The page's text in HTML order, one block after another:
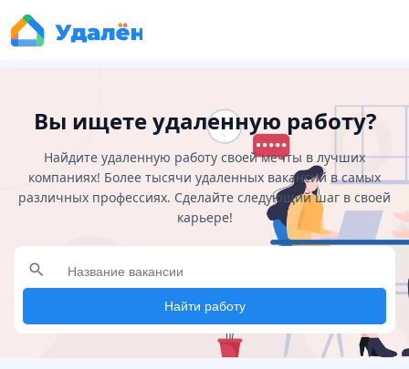
Вы ищете удаленную работу?
Найдите удаленную работу своей мечты в лучших
компаниях! Более тысячи удаленных вакансий в самых
различных профессиях. Сделайте следующий шаг в своей
карьере!
search
Найти работу